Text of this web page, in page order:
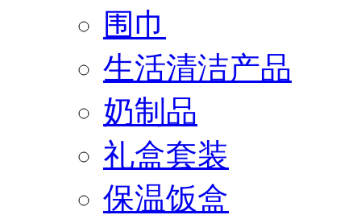
围巾
生活清洁产品
奶制品
礼盒套装
保温饭盒